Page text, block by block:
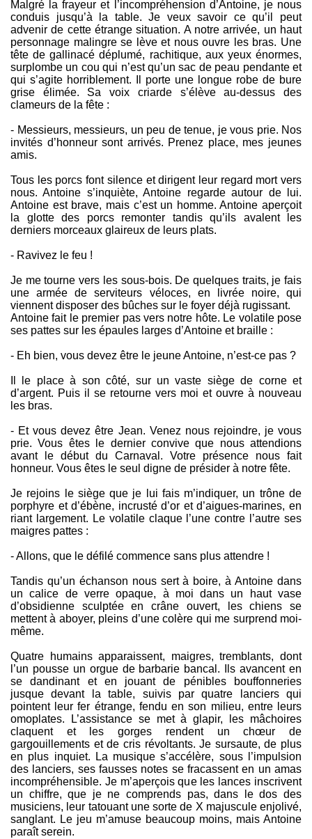
Malgré la frayeur et l’incompréhension d’Antoine, je nous
conduis jusqu’à la table. Je veux savoir ce qu’il peut
advenir de cette étrange situation. A notre arrivée, un haut
personnage malingre se lève et nous ouvre les bras. Une
tête de gallinacé déplumé, rachitique, aux yeux énormes,
surplombe un cou qui n’est qu’un sac de peau pendante et
qui s’agite horriblement. Il porte une longue robe de bure
grise élimée. Sa voix criarde s’élève au-dessus des
clameurs de la fête :
- Messieurs, messieurs, un peu de tenue, je vous prie. Nos
invités d’honneur sont arrivés. Prenez place, mes jeunes
amis.
Tous les porcs font silence et dirigent leur regard mort vers
nous. Antoine s’inquiète, Antoine regarde autour de lui.
Antoine est brave, mais c’est un homme. Antoine aperçoit
la glotte des porcs remonter tandis qu’ils avalent les
derniers morceaux glaireux de leurs plats.
- Ravivez le feu !
Je me tourne vers les sous-bois. De quelques traits, je fais
une armée de serviteurs véloces, en livrée noire, qui
viennent disposer des bûches sur le foyer déjà rugissant.
Antoine fait le premier pas vers notre hôte. Le volatile pose
ses pattes sur les épaules larges d’Antoine et braille :
- Eh bien, vous devez être le jeune Antoine, n’est-ce pas ?
Il le place à son côté, sur un vaste siège de corne et
d’argent. Puis il se retourne vers moi et ouvre à nouveau
les bras.
- Et vous devez être Jean. Venez nous rejoindre, je vous
prie. Vous êtes le dernier convive que nous attendions
avant le début du Carnaval. Votre présence nous fait
honneur. Vous êtes le seul digne de présider à notre fête.
Je rejoins le siège que je lui fais m’indiquer, un trône de
porphyre et d’ébène, incrusté d’or et d’aigues-marines, en
riant largement. Le volatile claque l’une contre l’autre ses
maigres pattes :
- Allons, que le défilé commence sans plus attendre !
Tandis qu’un échanson nous sert à boire, à Antoine dans
un calice de verre opaque, à moi dans un haut vase
d’obsidienne sculptée en crâne ouvert, les chiens se
mettent à aboyer, pleins d’une colère qui me surprend moi-
même.
Quatre humains apparaissent, maigres, tremblants, dont
l’un pousse un orgue de barbarie bancal. Ils avancent en
se dandinant et en jouant de pénibles bouffonneries
jusque devant la table, suivis par quatre lanciers qui
pointent leur fer étrange, fendu en son milieu, entre leurs
omoplates. L’assistance se met à glapir, les mâchoires
claquent et les gorges rendent un chœur de
gargouillements et de cris révoltants. Je sursaute, de plus
en plus inquiet. La musique s’accélère, sous l’impulsion
des lanciers, ses fausses notes se fracassent en un amas
incompréhensible. Je m’aperçois que les lances inscrivent
un chiffre, que je ne comprends pas, dans le dos des
musiciens, leur tatouant une sorte de X majuscule enjolivé,
sanglant. Le jeu m’amuse beaucoup moins, mais Antoine
paraît serein.